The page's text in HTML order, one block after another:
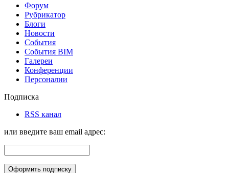
Форум
Рубрикатор
Блоги
Новости
События
События BIM
Галереи
Конференции
Персоналии
Подписка
RSS канал
или введите ваш email адрес: